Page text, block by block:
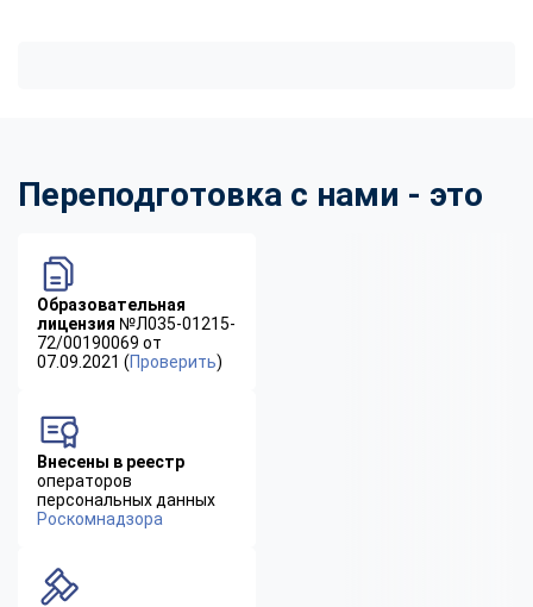
Переподготовка с нами - это
Образовательная
лицензия №Л035-01215-
72/00190069 от
07.09.2021 (Проверить)
Внесены в реестр
операторов
персональных данных
Роскомнадзора